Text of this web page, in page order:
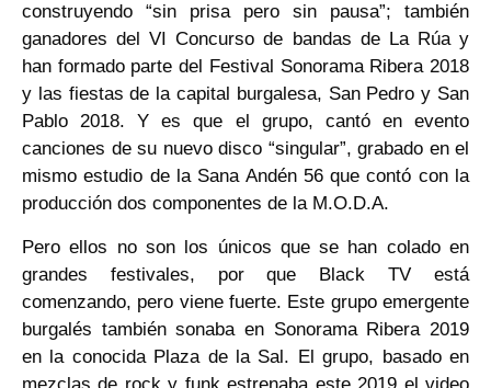
construyendo “sin prisa pero sin pausa”; también
ganadores del VI Concurso de bandas de La Rúa y
han formado parte del Festival Sonorama Ribera 2018
y las fiestas de la capital burgalesa, San Pedro y San
Pablo 2018. Y es que el grupo, cantó en evento
canciones de su nuevo disco “singular”, grabado en el
mismo estudio de la Sana Andén 56 que contó con la
producción dos componentes de la M.O.D.A.
Pero ellos no son los únicos que se han colado en
grandes festivales, por que Black TV está
comenzando, pero viene fuerte. Este grupo emergente
burgalés también sonaba en Sonorama Ribera 2019
en la conocida Plaza de la Sal. El grupo, basado en
mezclas de rock y funk estrenaba este 2019 el video